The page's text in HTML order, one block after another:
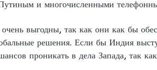
и многочисленными
выгодны, так как они как бы
решения. Если бы Индия
проникать в дела Запада, так